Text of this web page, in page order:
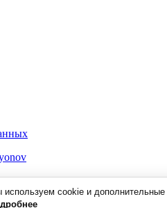
используем cookie и
в России.